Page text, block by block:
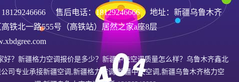
18129246666 售后电话：18129246666 地址：新疆乌鲁木齐
高铁北一路555号（高铁站）居然之家a座8层
好？新疆格力空调报价是多少？新疆中央空调质量怎么样？乌鲁木齐鑫北
公司专业承接新疆空调,新疆格力空调,新疆中央空调,新疆乌鲁木齐格力空